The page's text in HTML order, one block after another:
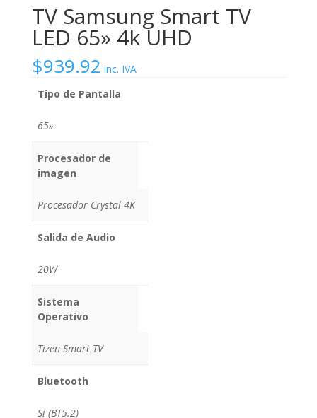
TV Samsung Smart TV
LED 65» 4k UHD
$939.92 inc. IVA
Tipo de Pantalla
65»
Procesador de
imagen
Procesador Crystal 4K
Salida de Audio
20W
Sistema
Operativo
Tizen Smart TV
Bluetooth
Si (BT5.2)